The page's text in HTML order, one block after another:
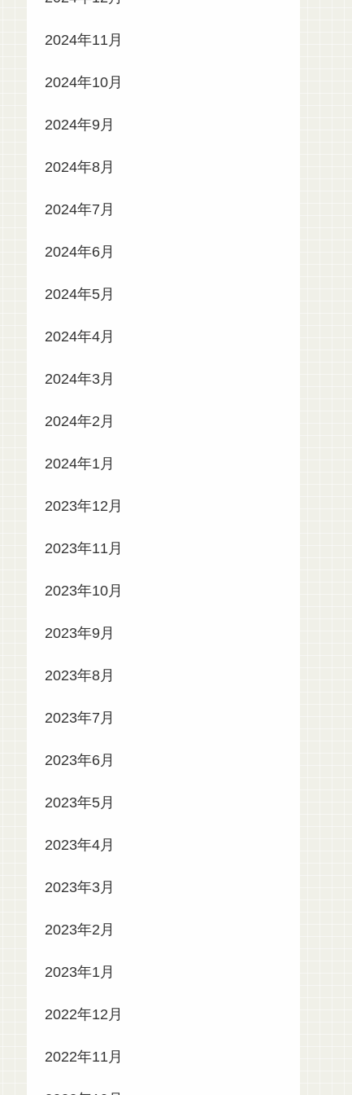
2024年11月
2024年10月
2024年9月
2024年8月
2024年7月
2024年6月
2024年5月
2024年4月
2024年3月
2024年2月
2024年1月
2023年12月
2023年11月
2023年10月
2023年9月
2023年8月
2023年7月
2023年6月
2023年5月
2023年4月
2023年3月
2023年2月
2023年1月
2022年12月
2022年11月